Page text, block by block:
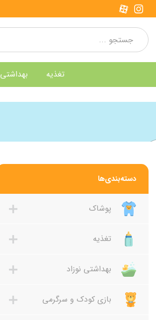
تغذیه بهداشتی
دسته‌بندی‌ها
پوشاک
تغذیه
بهداشتی نوزاد
بازی کودک و سرگرمی